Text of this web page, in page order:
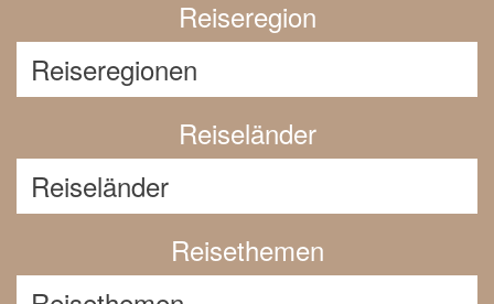
Reiseregion
Reiseländer
Reisethemen